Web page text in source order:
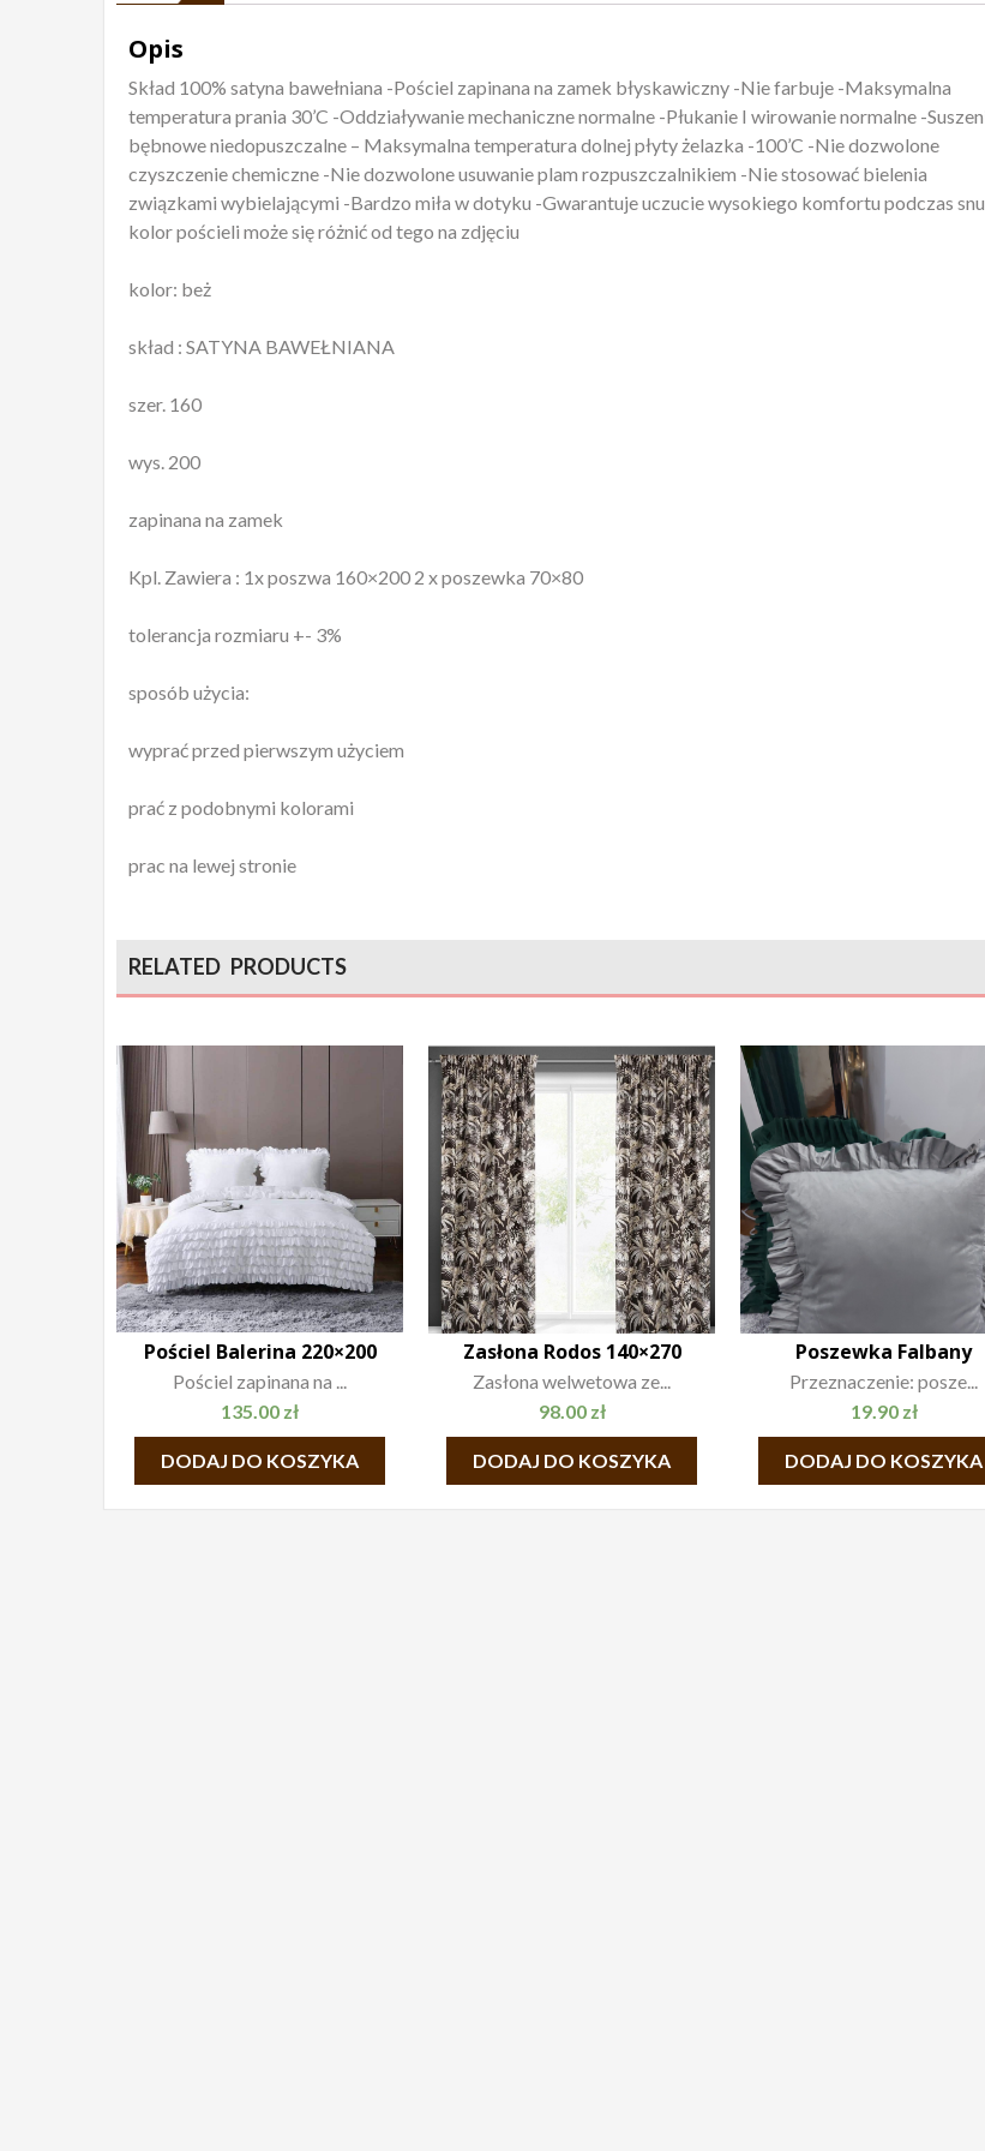
Opis
Skład 100% satyna bawełniana -Pościel zapinana na zamek błyskawiczny -Nie farbuje -Maksymalna
temperatura prania 30’C -Oddziaływanie mechaniczne normalne -Płukanie I wirowanie normalne -
bębnowe niedopuszczalne – Maksymalna temperatura dolnej płyty żelazka -100’C -Nie dozwolone
czyszczenie chemiczne -Nie dozwolone usuwanie plam rozpuszczalnikiem -Nie stosować bielenia
związkami wybielającymi -Bardzo miła w dotyku -Gwarantuje uczucie wysokiego komfortu podczas
kolor pościeli może się różnić od tego na zdjęciu
kolor: beż
skład : SATYNA BAWEŁNIANA
szer. 160
wys. 200
zapinana na zamek
Kpl. Zawiera : 1x poszwa 160×200 2 x poszewka 70×80
tolerancja rozmiaru +- 3%
sposób użycia:
wyprać przed pierwszym użyciem
prać z podobnymi kolorami
prac na lewej stronie
RELATED PRODUCTS
Pościel Balerina 220×200
Pościel zapinana na ...
135.00 zł
DODAJ DO KOSZYKA
Zasłona Rodos 140×270
Zasłona welwetowa ze...
98.00 zł
DODAJ DO KOSZYKA
Poszewka Falbany
Przeznaczenie: posze...
19.90 zł
DODAJ DO KOSZYKA